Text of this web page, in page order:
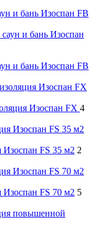
и бань Изоспан FB
и бань Изоспан FB
Изоспан FХ 4
FS 35 м2 2
FS 70 м2 5